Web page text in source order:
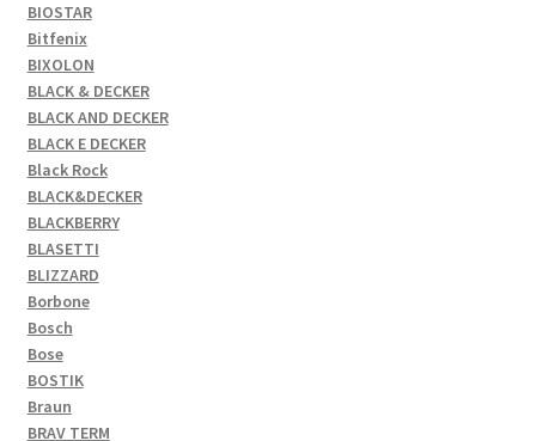
BIOSTAR
Bitfenix
BIXOLON
BLACK & DECKER
BLACK AND DECKER
BLACK E DECKER
Black Rock
BLACK&DECKER
BLACKBERRY
BLASETTI
BLIZZARD
Borbone
Bosch
Bose
BOSTIK
Braun
BRAV TERM